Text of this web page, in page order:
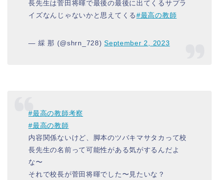
長先生は菅田将暉で最後の最後に出てくるサプラ
イズなんじゃないかと思えてくる#最高の教師
— 綵 那 (@shrn_728)September 2, 2023
#最高の教師考察
#最高の教師
内容関係ないけど、脚本のツバキマサタカって校
長先生の名前って可能性がある気がするんだよ
な〜
それで校長が菅田将暉でした〜見たいな？